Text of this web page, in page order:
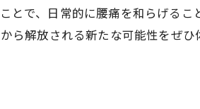
とで、日常的に腰痛を和らげる
ら解放される新たな可能性をぜひ